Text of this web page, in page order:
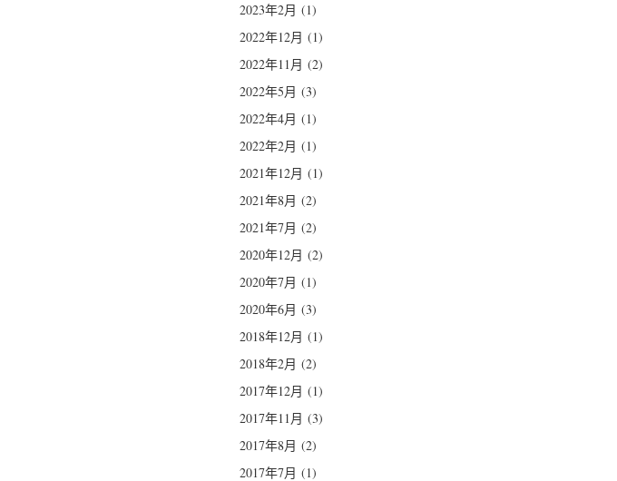
2023年2月 (1)
2022年12月 (1)
2022年11月 (2)
2022年5月 (3)
2022年4月 (1)
2022年2月 (1)
2021年12月 (1)
2021年8月 (2)
2021年7月 (2)
2020年12月 (2)
2020年7月 (1)
2020年6月 (3)
2018年12月 (1)
2018年2月 (2)
2017年12月 (1)
2017年11月 (3)
2017年8月 (2)
2017年7月 (1)